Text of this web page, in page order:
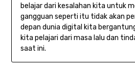
belajar dari kesalahan kita untuk
gangguan seperti itu tidak akan
depan dunia digital kita
kita pelajari dari masa lalu dan
saat ini.